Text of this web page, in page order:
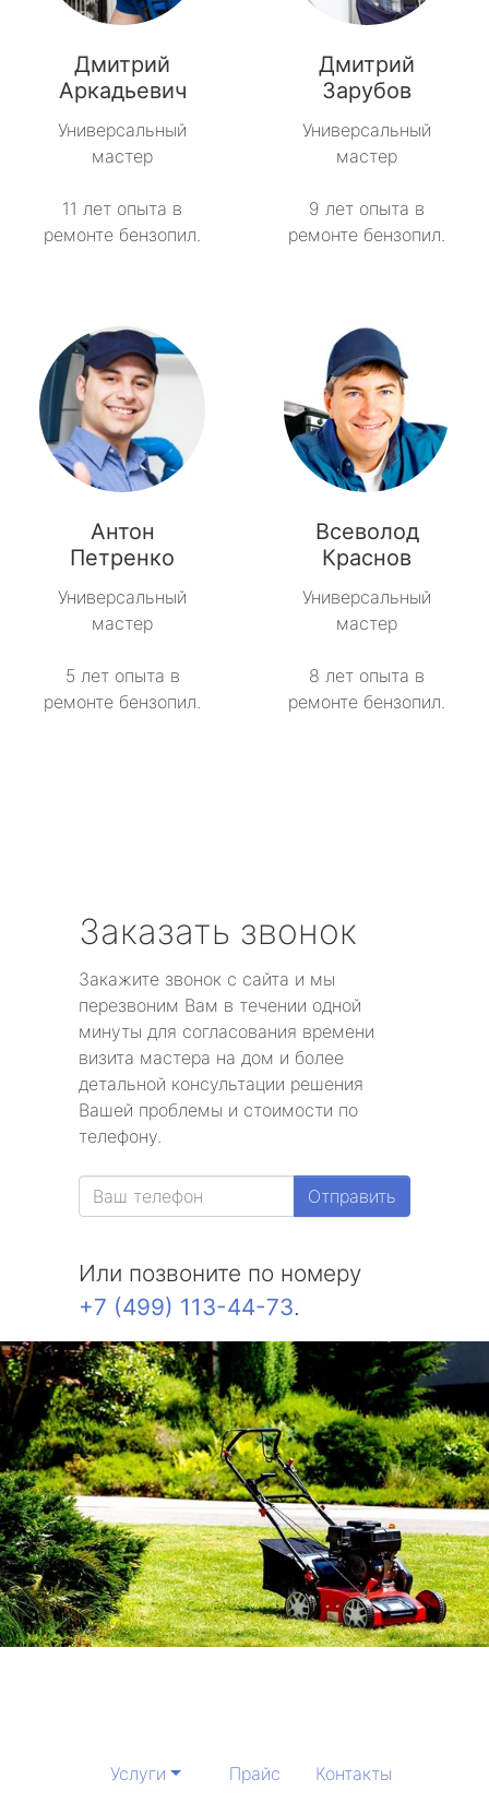
Дмитрий
Аркадьевич
Универсальный
мастер
11 лет опыта в
ремонте бензопил.
Дмитрий
Зарубов
Универсальный
мастер
9 лет опыта в
ремонте бензопил.
Антон
Петренко
Универсальный
мастер
5 лет опыта в
ремонте бензопил.
Всеволод
Краснов
Универсальный
мастер
8 лет опыта в
ремонте бензопил.
Заказать звонок
Закажите звонок с сайта и мы
перезвоним Вам в течении одной
минуты для согласования времени
визита мастера на дом и более
детальной консультации решения
Вашей проблемы и стоимости по
телефону.
Отправить
Или позвоните по номеру
+7 (499) 113-44-73.
Услуги Прайс Контакты